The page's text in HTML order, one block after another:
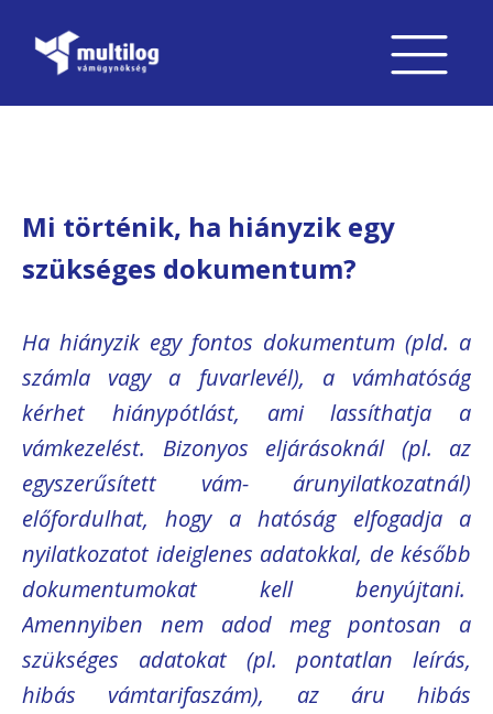
Mi történik, ha hiányzik egy
szükséges dokumentum?
Ha hiányzik egy fontos dokumentum (pld. a
számla vagy a fuvarlevél), a vámhatóság
kérhet hiánypótlást, ami lassíthatja a
vámkezelést. Bizonyos eljárásoknál (pl. az
egyszerűsített vám- árunyilatkozatnál)
előfordulhat, hogy a hatóság elfogadja a
nyilatkozatot ideiglenes adatokkal, de később
dokumentumokat kell benyújtani.
Amennyiben nem adod meg pontosan a
szükséges adatokat (pl. pontatlan leírás,
hibás vámtarifaszám), az áru hibás